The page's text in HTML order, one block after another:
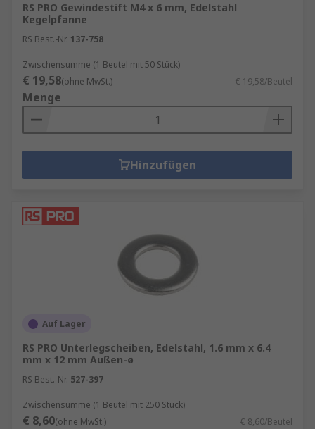
RS PRO Gewindestift M4 x 6 mm, Edelstahl
Kegelpfanne
RS Best.-Nr. 137-758
Zwischensumme (1 Beutel mit 50 Stück)
€ 19,58(ohne MwSt.) € 19,58/Beutel
Menge
Hinzufügen
Auf Lager
RS PRO Unterlegscheiben, Edelstahl, 1.6 mm x 6.4
mm x 12 mm Außen-ø
RS Best.-Nr. 527-397
Zwischensumme (1 Beutel mit 250 Stück)
€ 8,60(ohne MwSt.) € 8,60/Beutel